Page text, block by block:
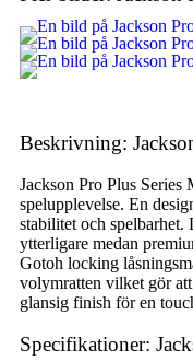
Beskrivning:
Jackson Pro Plus
spelupplevelse. En
stabilitet och spelbarhet.
ytterligare medan
Gotoh locking
volymratten vilket gör
glansig finish för en
Specifikationer: